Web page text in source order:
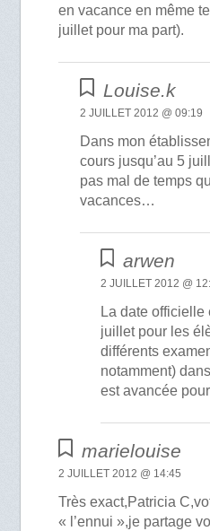
en vacance en même
juillet pour ma part).
Louise.k
2 JUILLET 2012 @ 09:19
Dans mon
cours jusqu’au 5
pas mal de temps
vacances…
arwen
2 JUILLET 2012 @
La date officielle
juillet pour les
différents
notamment)
est avancée
marielouise
2 JUILLET 2012 @ 14:45
Très exact,Patricia
« l’ennui »,je partage